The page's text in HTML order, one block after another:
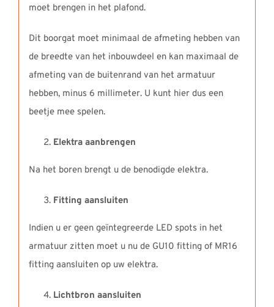
moet brengen in het plafond.
Dit boorgat moet minimaal de afmeting hebben van
de breedte van het inbouwdeel en kan maximaal de
afmeting van de buitenrand van het armatuur
hebben, minus 6 millimeter. U kunt hier dus een
beetje mee spelen.
Elektra aanbrengen
Na het boren brengt u de benodigde elektra.
Fitting aansluiten
Indien u er geen geïntegreerde LED spots in het
armatuur zitten moet u nu de GU10 fitting of MR16
fitting aansluiten op uw elektra.
Lichtbron aansluiten